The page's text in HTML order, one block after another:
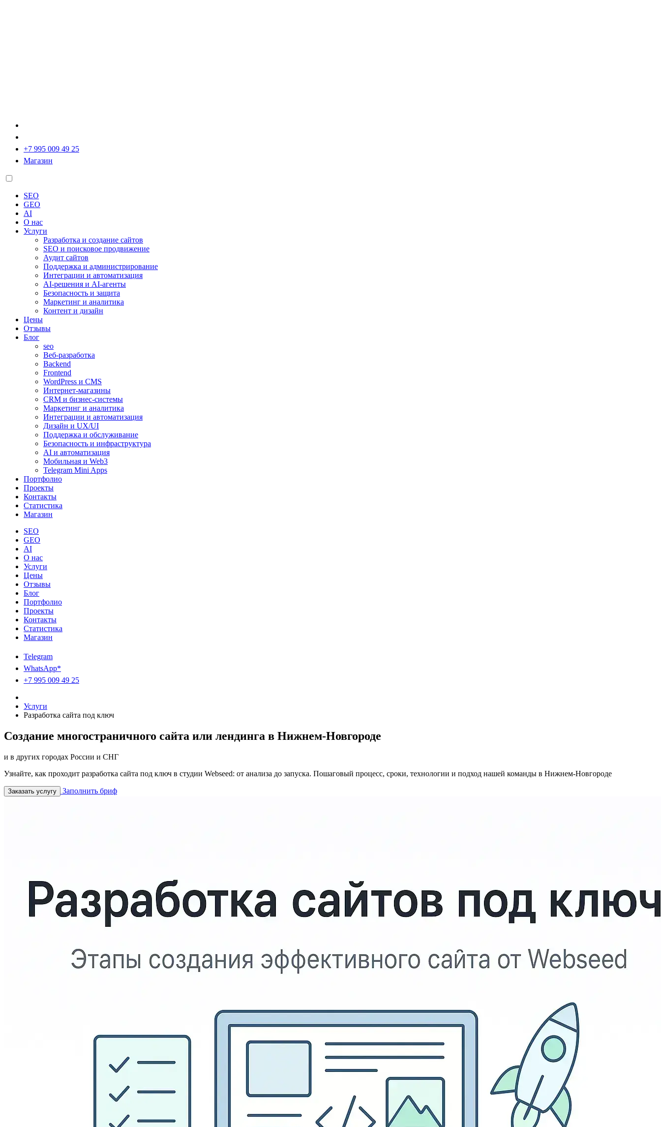
+7 995 009 49 25
Магазин
SEO
GEO
AI
О нас
Услуги
Разработка и создание сайтов
SEO и поисковое продвижение
Аудит сайтов
Поддержка и администрирование
Интеграции и автоматизация
AI-решения и AI-агенты
Безопасность и защита
Маркетинг и аналитика
Контент и дизайн
Цены
Отзывы
Блог
seo
Веб-разработка
Backend
Frontend
WordPress и CMS
Интернет-магазины
CRM и бизнес-системы
Маркетинг и аналитика
Интеграции и автоматизация
Дизайн и UX/UI
Поддержка и обслуживание
Безопасность и инфраструктура
AI и автоматизация
Мобильная и Web3
Telegram Mini Apps
Портфолио
Проекты
Контакты
Статистика
Магазин
SEO
GEO
AI
О нас
Услуги
Цены
Отзывы
Блог
Портфолио
Проекты
Контакты
Статистика
Магазин
Telegram
WhatsApp*
+7 995 009 49 25
Услуги
Разработка сайта под ключ
Создание многостраничного сайта или лендинга в Нижнем-Новгороде
и в других городах России и СНГ
Узнайте, как проходит разработка сайта под ключ в студии Webseed: от анализа до запуска. Пошаговый процесс, сроки, технологии и подход нашей команды в Нижнем-Новгороде
Заказать услугу Заполнить бриф